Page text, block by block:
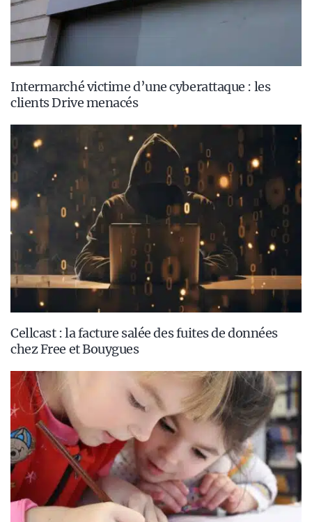
Intermarché victime d’une cyberattaque : les
clients Drive menacés
Cellcast : la facture salée des fuites de données
chez Free et Bouygues